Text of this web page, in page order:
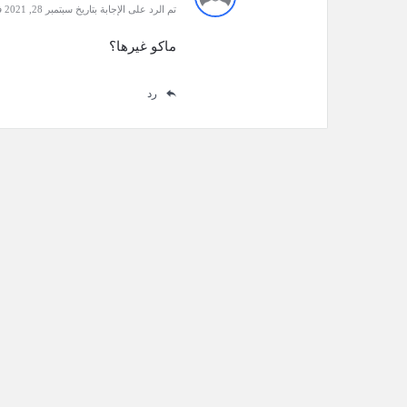
تم الرد على الإجابة بتاريخ سبتمبر 28, 2021 في 5:43 am
ماكو غيرها؟
رد